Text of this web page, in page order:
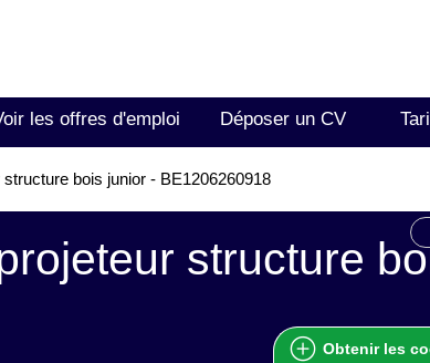
les offres d'emploi Déposer un CV
bois junior - BE1206260918
structure
Obtenir les